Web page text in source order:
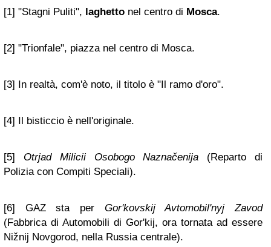
[1] "Stagni Puliti", laghetto nel centro di Mosca.
[2] "Trionfale", piazza nel centro di Mosca.
[3] In realtà, com'è noto, il titolo è "Il ramo d'oro".
[4] Il bisticcio è nell'originale.
[5] Otrjad Milicii Osobogo Naznačenija (Reparto di
Polizia con Compiti Speciali).
[6] GAZ sta per Gor'kovskij Avtomobil'nyj Zavod
(Fabbrica di Automobili di Gor'kij, ora tornata ad essere
Nižnij Novgorod, nella Russia centrale).